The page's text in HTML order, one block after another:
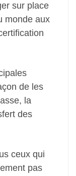
sur place
monde aux
de les
la
des
ceux qui
pas